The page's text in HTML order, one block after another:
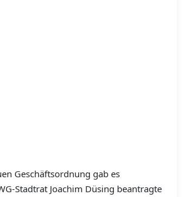
Geschäftsordnung gab es
Stadtrat Joachim Düsing beantragte